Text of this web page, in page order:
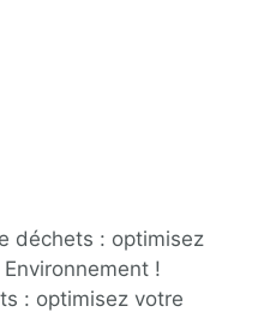
déchets : optimisez
!
: optimisez votre